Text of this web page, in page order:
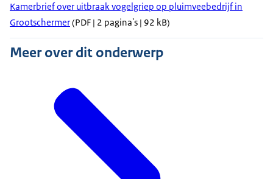
Kamerbrief over uitbraak vogelgriep op pluimveebedrijf in
Grootschermer(PDF | 2 pagina's | 92 kB)
Meer over dit onderwerp